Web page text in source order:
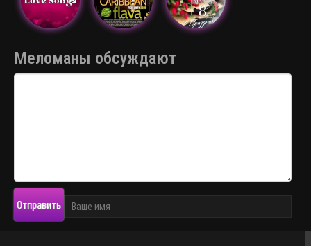
Меломаны обсуждают
Отправить